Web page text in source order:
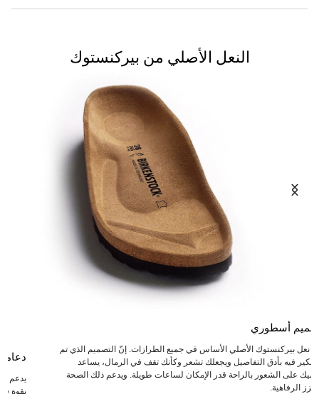
النعل الأصلي من بيركنستوك
أسطوري
نعل بيركنستوك الأصلي الأساس في جميع الطرازات. إنّ التصميم الذي تم
فيه بأدق التفاصيل ويجعلك تشعر وكأنك تقف في الرمال، يساعد
على الشعور بالراحة قدر الإمكان لساعات طويلة. ويدعم ذلك الصحة
الرفاهية.
يدعم
بقوة